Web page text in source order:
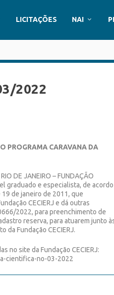
LICITAÇÕES NAI
2022
PROGRAMA CARAVANA DA
DE JANEIRO – FUNDAÇÃO
graduado e especialista, de acordo
de janeiro de 2011, que
CECIERJ e dá outras
2022, para preenchimento de
reserva, para atuarem junto
da Fundação CECIERJ.
no site da Fundação CECIERJ:
cientifica-no-03-2022